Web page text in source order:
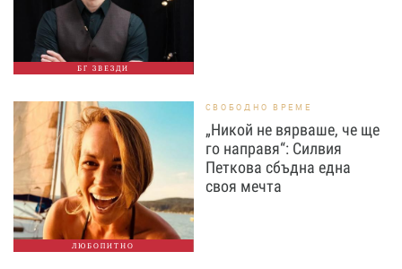
БГ ЗВЕЗДИ
ЛЮБОПИТНО
СВОБОДНО ВРЕМЕ
„Никой не вярваше, че ще
го направя“: Силвия
Петкова сбъдна една
своя мечта